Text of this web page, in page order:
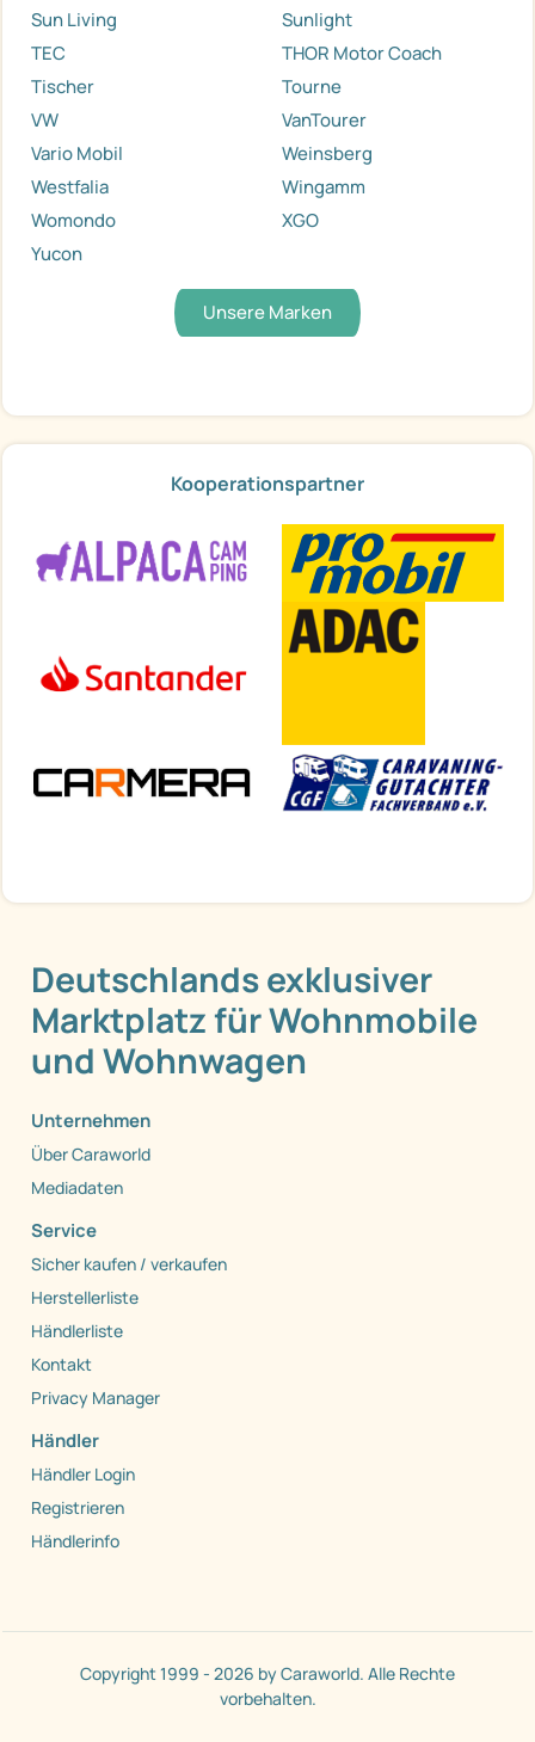
Sun Living
Sunlight
TEC
THOR Motor Coach
Tischer
Tourne
VW
VanTourer
Vario Mobil
Weinsberg
Westfalia
Wingamm
Womondo
XGO
Yucon
Unsere Marken
Kooperationspartner
Deutschlands exklusiver
Marktplatz für Wohnmobile
und Wohnwagen
Unternehmen
Über Caraworld
Mediadaten
Service
Sicher kaufen / verkaufen
Herstellerliste
Händlerliste
Kontakt
Privacy Manager
Händler
Händler Login
Registrieren
Händlerinfo
Copyright 1999 - 2026 by Caraworld. Alle Rechte
vorbehalten.